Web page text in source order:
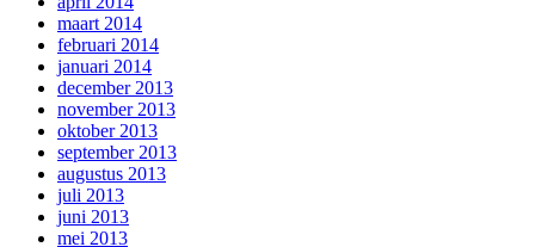
maart 2014
februari 2014
januari 2014
december 2013
november 2013
oktober 2013
september 2013
augustus 2013
juli 2013
juni 2013
mei 2013